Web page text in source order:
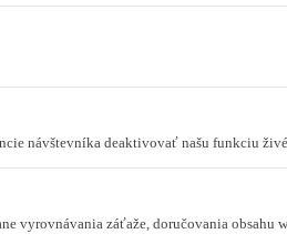
návštevníka deaktivovať našu funkciu
vyrovnávania záťaže, doručovania